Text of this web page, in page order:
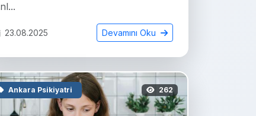
23.08.2025 Devamını Oku
Ankara Psikiyatri 262